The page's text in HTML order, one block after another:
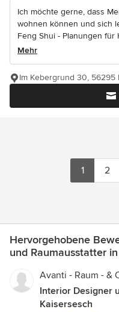
Ich möchte gerne, dass
wohnen können und sich
Feng Shui - Planungen für
Mehr
Im Kebergrund 30, 56295
1 2
Hervorgehobene
und Raumausstatter
Avanti - Raum - &
Interior Designer
Kaisersesch